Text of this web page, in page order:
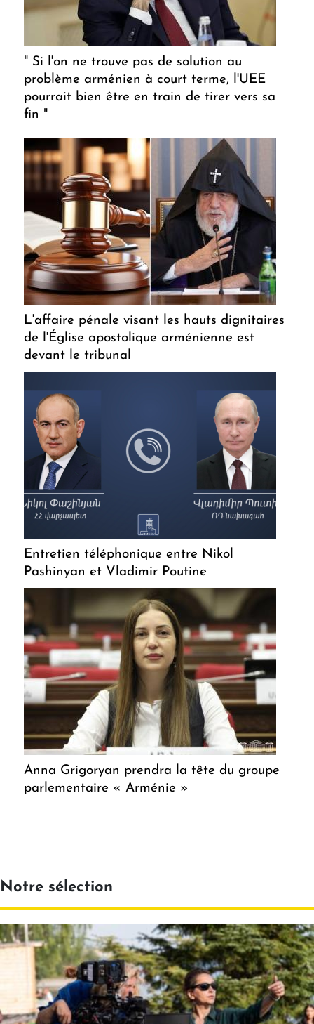
" Si l'on ne trouve pas de solution au
problème arménien à court terme, l'UEE
pourrait bien être en train de tirer vers sa
fin "
L'affaire pénale visant les hauts dignitaires
de l'Église apostolique arménienne est
devant le tribunal
Entretien téléphonique entre Nikol
Pashinyan et Vladimir Poutine
Anna Grigoryan prendra la tête du groupe
parlementaire « Arménie »
Notre sélection